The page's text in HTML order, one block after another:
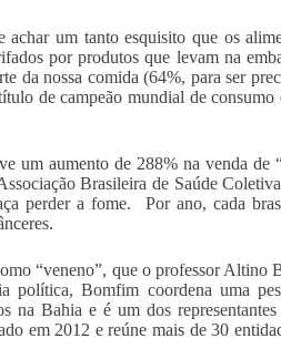
achar um tanto esquisito que os
por produtos que levam na
da nossa comida (64%, para ser
de campeão mundial de
um aumento de 288% na venda de
Brasileira de Saúde
perder a fome. Por ano, cada
“veneno”, que o professor
política, Bomfim coordena uma
na Bahia e é um dos
em 2012 e reúne mais de 30